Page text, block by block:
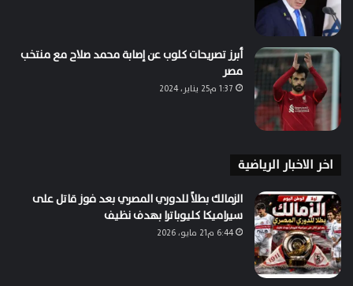
أبرز تصريحات كلوب عن إصابة محمد صلاح مع منتخب
مصر
1:37 م25 يناير، 2024
اخر الاخبار الرياضية
الزمالك بطلاً للدوري المصري بعد فوز قاتل على
سيراميكا كليوباترا بهدف نظيف
6:44 م21 مايو، 2026